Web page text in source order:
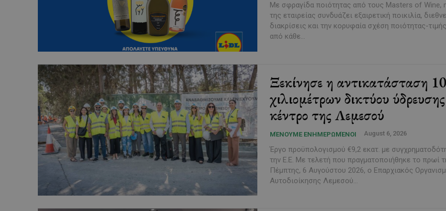
Με σφραγίδα ποιότητας από τους Masters of Wine,
της εταιρείας συνδυάζει εξαιρετική ποικιλία,
διακρίσεις και την κορυφαία σχέση ποιότητας-
από κάθε...
Ξεκίνησε η αντικατάσταση
χιλιομέτρων δικτύου
κέντρο της Λεμεσού
ΜΈΝΟΥΜΕ ΕΝΗΜΕΡΩΜΈΝΟΙ August 6, 2026
Έργο προϋπολογισμού €9,2 εκατ. με
την Ε.Ε. Με τελετή που πραγματοποιήθηκε το πρωί της
Πέμπτης, 6 Αυγούστου 2026, ο Επαρχιακός
Αυτοδιοίκησης Λεμεσού...